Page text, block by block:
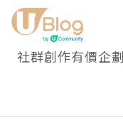
社群創作有價企劃